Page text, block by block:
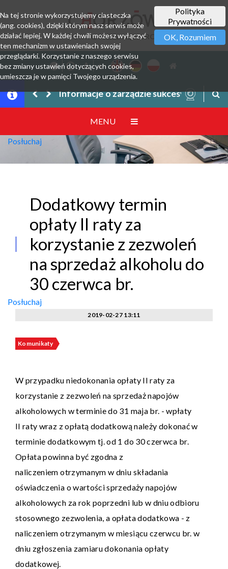
PORTAL PRZEDSIĘBIORCY
Informacje o zarządzie sukcesyjnym
MENU
Posłuchaj
Dodatkowy termin
opłaty II raty za
korzystanie z zezwoleń
na sprzedaż alkoholu do
30 czerwca br.
Posłuchaj
2019-02-27 13:11
Komunikaty
W przypadku niedokonania opłaty II raty za
korzystanie z zezwoleń na sprzedaż napojów
alkoholowych w terminie do 31 maja br. - wpłaty
II raty wraz z opłatą dodatkową należy dokonać w
terminie dodatkowym tj. od 1 do 30 czerwca br.
Opłata powinna być zgodna z
naliczeniem otrzymanym w dniu składania
oświadczenia o wartości sprzedaży napojów
alkoholowych za rok poprzedni lub w dniu odbioru
stosownego zezwolenia, a opłata dodatkowa - z
naliczeniem otrzymanym w miesiącu czerwcu br. w
dniu zgłoszenia zamiaru dokonania opłaty
dodatkowej.
Polityka
Prywatności
OK, Rozumiem
Na tej stronie wykorzystujemy ciasteczka
(ang. cookies), dzięki którym nasz serwis może
działać lepiej. W każdej chwili możesz wyłączyć
ten mechanizm w ustawieniach swojej
przeglądarki. Korzystanie z naszego serwisu
bez zmiany ustawień dotyczących cookies,
umieszcza je w pamięci Twojego urządzenia.